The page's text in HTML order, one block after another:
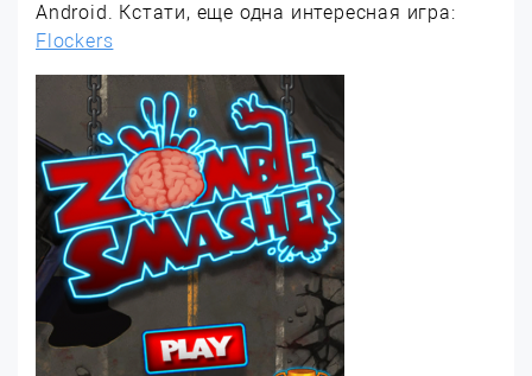
Android. Кстати, еще одна интересная игра:
Flockers